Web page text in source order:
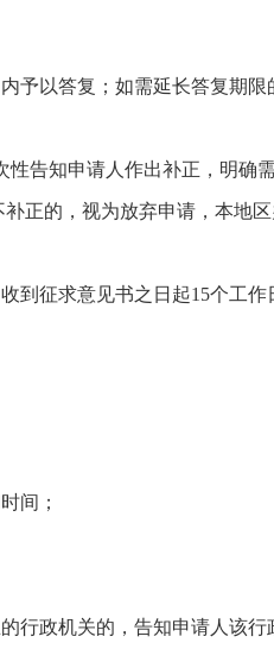
予以答复；如需延长答复期限
告知申请人作出补正，明确
正的，视为放弃申请，本地
征求意见书之日起15个工作
间；
行政机关的，告知申请人该行